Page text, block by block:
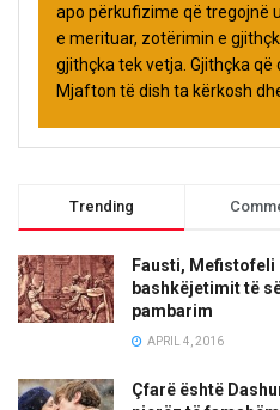
apo përkufizime që tregojnë
e merituar, zotërimin e
gjithçka tek vetja. Gjithçka që
Mjafton të dish ta kërkosh
Trending
Fausti,
bashkëjetimit të
pambarim
APRIL 4, 2016
Çfarë është